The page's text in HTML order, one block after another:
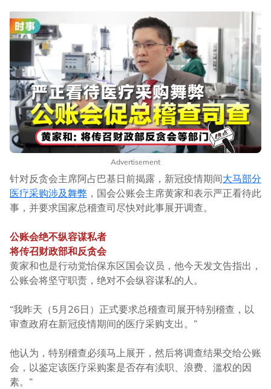
Advertisement
针对反贪会主席阿占巴基日前揭露，新冠疫情期间大马部分
医疗采购涉及舞弊 ，国会公账会主席黄家和表示严正看待此
事，并要求国家总稽查司尽快对此事展开调查。
公账会绝不纵容谋私者
将传召财政部和反贪会
黄家和也是行动党怡保东区国会议员，他今天发文告指出，
公账会将坚守职责，绝对不会纵容谋私的人。
“我昨天（5月26日）正式要求总稽查司展开特别稽查，以
审查政府在新冠疫情期间的医疗采购支出。”
他认为，特别稽查必须马上展开，然后将调查结果交给公账
会，以鉴定该医疗采购案是否存有渎职、浪费、滥权的因
素。”